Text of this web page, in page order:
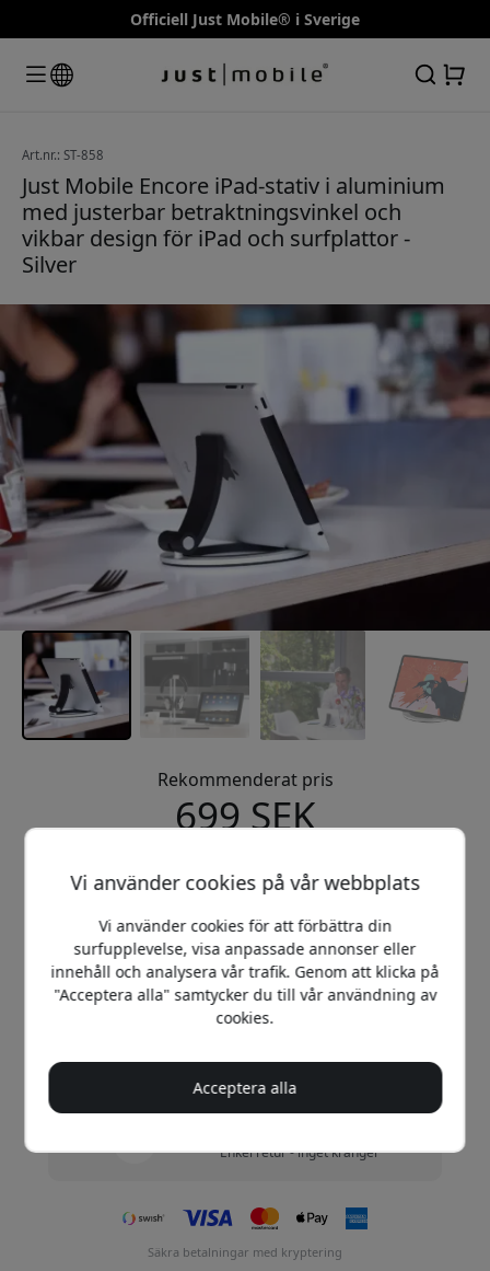
Officiell Just Mobile® i Sverige
Art.nr.: ST-858
Just Mobile Encore iPad-stativ i aluminium
med justerbar betraktningsvinkel och
vikbar design för iPad och surfplattor -
Silver
Rekommenderat pris
699 SEK
Köp nu
I lager - redo att skickas
Fri frakt i Sverige
Inga dolda avgifter
Leverans 10-12 augusti
Snabb och spårbar leverans
Enkel retur - inget krångel
Säkra betalningar med kryptering
Vi använder cookies på vår webbplats
Vi använder cookies för att förbättra din
surfupplevelse, visa anpassade annonser eller
innehåll och analysera vår trafik. Genom att klicka på
"Acceptera alla" samtycker du till vår användning av
cookies.
Acceptera alla
15% rabatt vid ditt första
köp
Registrera dig för att först få veta om nya
produkter och få 15% i rabatt
Ja, jag vill ha 15% rabatt
Vi kommer aldrig att spamma dig. Genom att registrera dig
samtycker du till sporadiska marknadsföringsmejl,
utbildningsserier och specialerbjudanden.
Använd denna kod i kassan för att få 15% rabatt.